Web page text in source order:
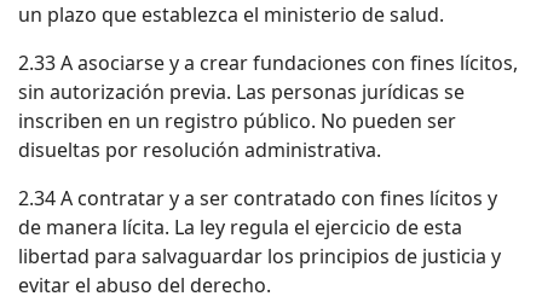
un plazo que establezca el ministerio de salud.
2.33 A asociarse y a crear fundaciones con fines lícitos,
sin autorización previa. Las personas jurídicas se
inscriben en un registro público. No pueden ser
disueltas por resolución administrativa.
2.34 A contratar y a ser contratado con fines lícitos y
de manera lícita. La ley regula el ejercicio de esta
libertad para salvaguardar los principios de justicia y
evitar el abuso del derecho.